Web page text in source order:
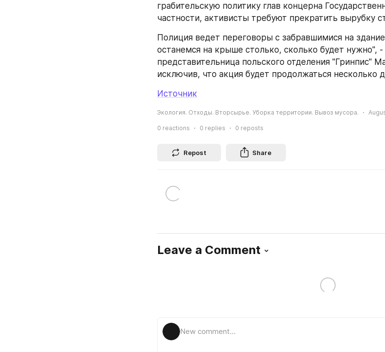
грабительскую политику глав концерна
частности, активисты требуют прекратить вырубку
Полиция ведет переговоры с забравшимися на
останемся на крыше столько, сколько будет нужно",
представительница польского отделения "Гринпис"
исключив, что акция будет продолжаться несколько
Источник
Экология. Отходы. Вторсырье. Уборка территории. Вывоз мусора.
0 reactions 0 replies 0 reposts
Repost Share
Leave a Comment